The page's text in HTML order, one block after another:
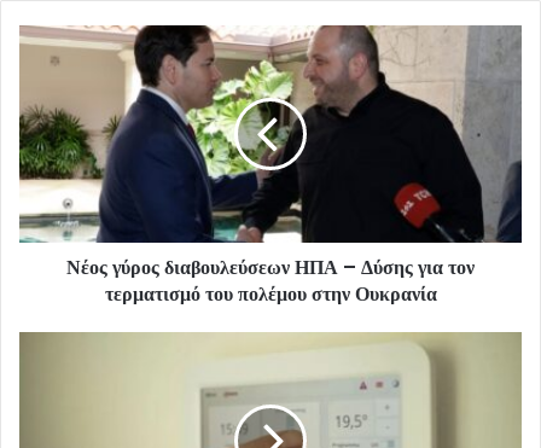
Νέος γύρος διαβουλεύσεων ΗΠΑ – Δύσης για τον
τερματισμό του πολέμου στην Ουκρανία